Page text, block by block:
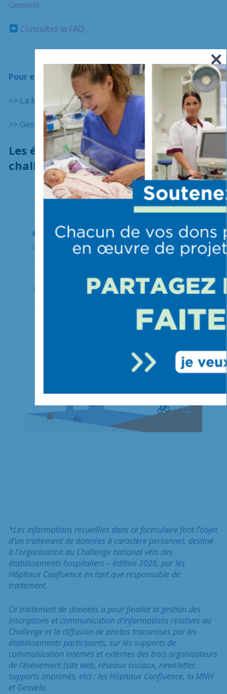
Geovelo
Consultez la FAQ
Pour en savoir plus :
>> La MNH : https://www.mnh.fr/
>> Geovelo : https://geovelo.app/fr/
Les établissements ayant rejoint le
challenge :
Rejoignez le challenge !
*Les informations recueillies dans ce formulaire font l’objet
d’un traitement de données à caractère personnel, destiné
à l’organisation du Challenge national vélo des
établissements hospitaliers – édition 2026, par les
Hôpitaux Confluence en tant que responsable de
traitement.
Ce traitement de données a pour finalité la gestion des
inscriptions et communication d’informations relatives au
Challenge et la diffusion de photos transmises par les
établissements participants, sur les supports de
communication internes et externes des trois organisateurs
de l’événement (site web, réseaux sociaux, newsletter,
supports imprimés, etc) : les Hôpitaux Confluence, la MNH
et Geovelo.